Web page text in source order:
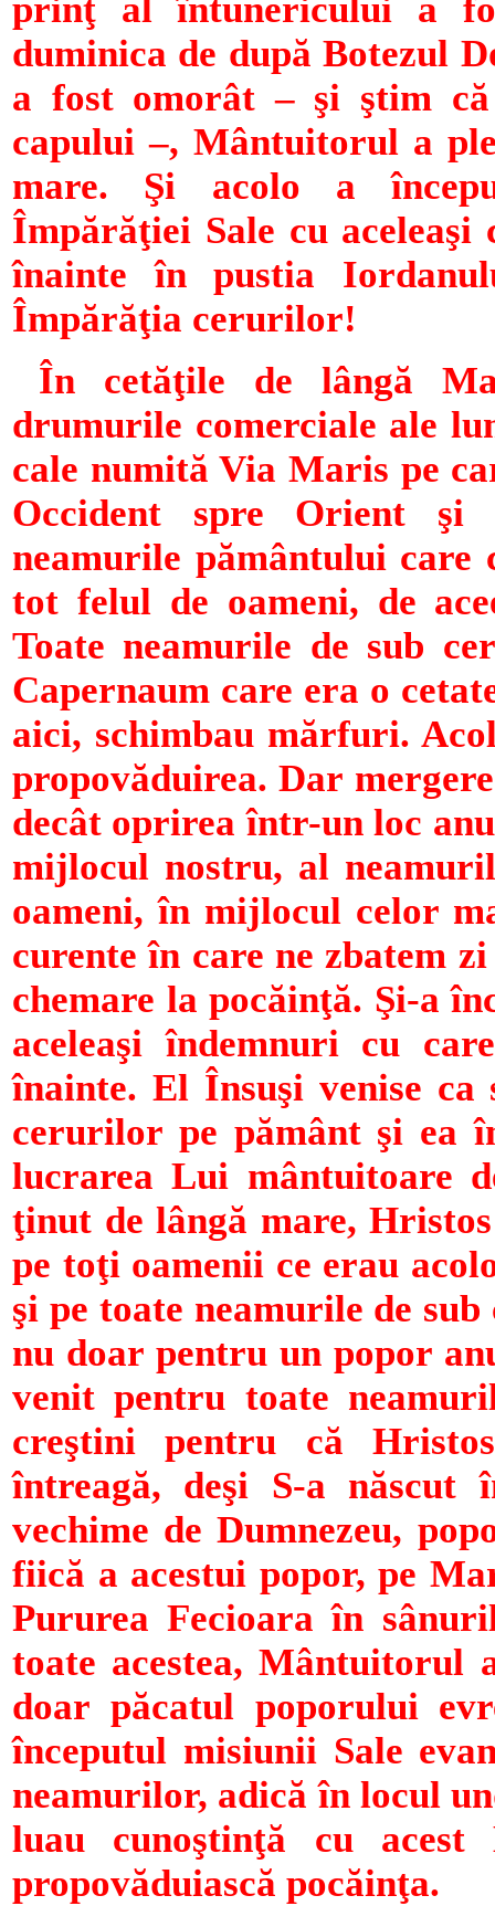
prinţ al întunericului a
duminica de după Botezul
a fost omorât – şi ştim
capului –, Mântuitorul a
mare. Şi acolo a
Împărăţiei Sale cu aceleaşi
înainte în pustia
Împărăţia cerurilor!
În cetăţile de lângă
drumurile comerciale ale
cale numită Via Maris pe
Occident spre Orient şi
neamurile pământului
tot felul de oameni, de
Toate neamurile de sub
Capernaum care era o
aici, schimbau mărfuri.
propovăduirea. Dar
decât oprirea într-un loc
mijlocul nostru, al
oameni, în mijlocul celor
curente în care ne zbatem
chemare la pocăinţă. Şi-a
aceleaşi îndemnuri cu
înainte. El Însuşi venise ca
cerurilor pe pământ şi ea
lucrarea Lui mântuitoare
ţinut de lângă mare,
pe toţi oamenii ce erau
şi pe toate neamurile de
nu doar pentru un popor
venit pentru toate
creştini pentru că
întreagă, deşi S-a
vechime de Dumnezeu,
fiică a acestui popor, pe
Pururea Fecioara în
toate acestea,
doar păcatul poporului
începutul misiunii Sale
neamurilor, adică în locul
luau cunoştinţă cu
propovăduiască pocăinţa.